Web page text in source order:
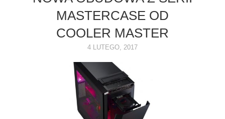
NAPĘDY
OPROGRAMOWANIE
MASTERCASE OD
COOLER MASTER
4 LUTEGO, 2017